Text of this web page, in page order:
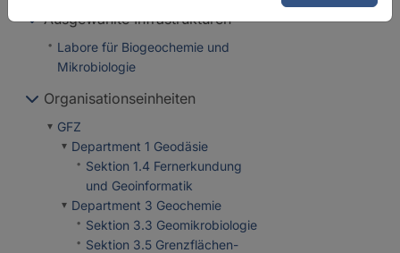
Ausgewählte Infrastrukturen
Labore für Biogeochemie und
Mikrobiologie
Organisationseinheiten
GFZ
Department 1 Geodäsie
Sektion 1.4 Fernerkundung
und Geoinformatik
Department 3 Geochemie
Sektion 3.3 Geomikrobiologie
Sektion 3.5 Grenzflächen-